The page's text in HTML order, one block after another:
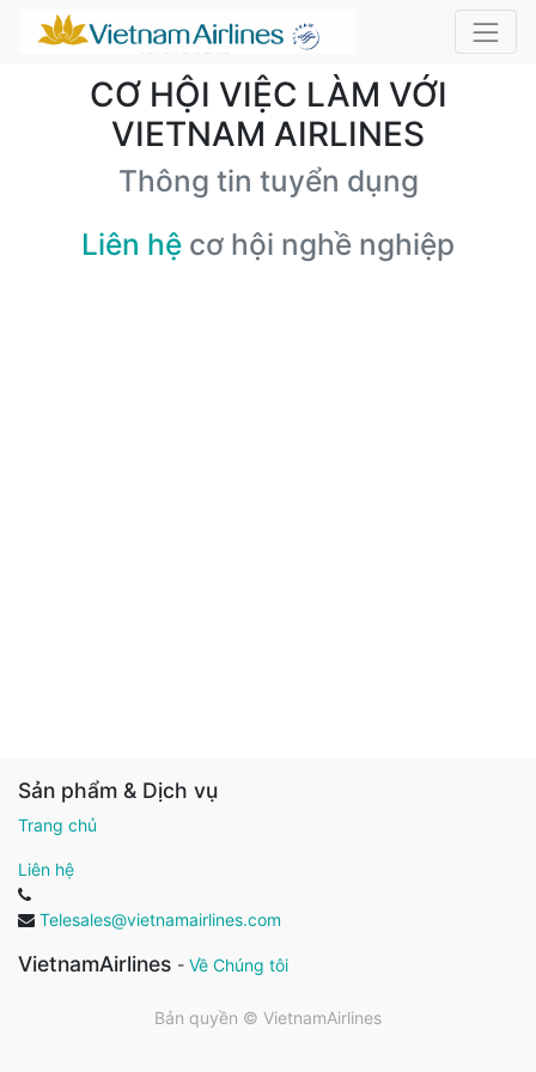
CƠ HỘI VIỆC LÀM VỚI
VIETNAM AIRLINES
Thông tin tuyển dụng
Liên hệ cơ hội nghề nghiệp
Sản phẩm & Dịch vụ
Trang chủ
Liên hệ
Telesales@vietnamairlines.com
VietnamAirlines - Về Chúng tôi
Bản quyền © VietnamAirlines